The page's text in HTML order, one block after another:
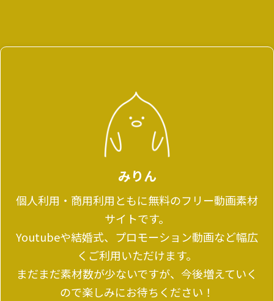
みりん
個人利用・商用利用ともに無料のフリー動画素材
サイトです。
Youtubeや結婚式、プロモーション動画など幅広
くご利用いただけます。
まだまだ素材数が少ないですが、今後増えていく
ので楽しみにお待ちください！